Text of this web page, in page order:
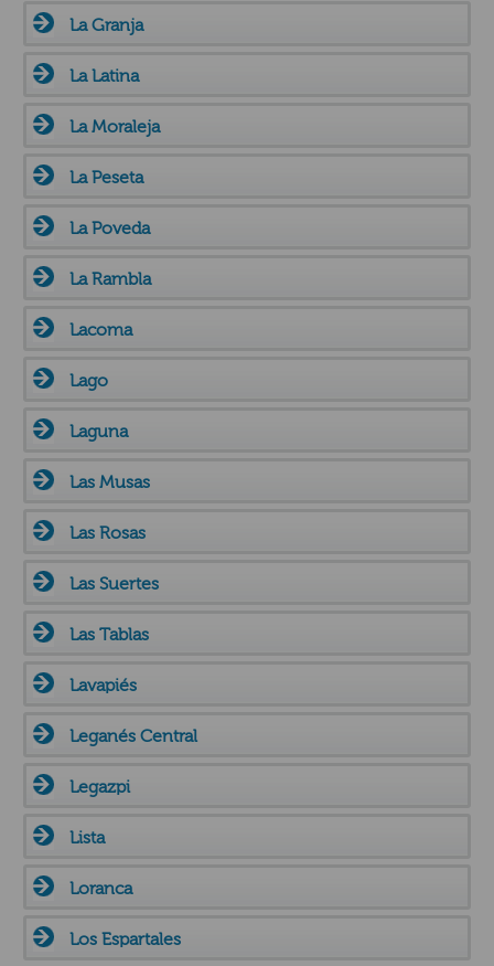
La Granja
La Latina
La Moraleja
La Peseta
La Poveda
La Rambla
Lacoma
Lago
Laguna
Las Musas
Las Rosas
Las Suertes
Las Tablas
Lavapiés
Leganés Central
Legazpi
Lista
Loranca
Los Espartales